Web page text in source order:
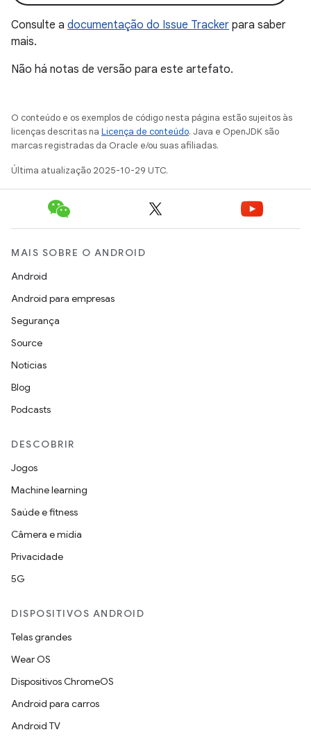
Consulte a documentação do Issue Tracker para saber
mais.
Não há notas de versão para este artefato.
O conteúdo e os exemplos de código nesta página estão sujeitos às
licenças descritas na Licença de conteúdo. Java e OpenJDK são
marcas registradas da Oracle e/ou suas afiliadas.
Última atualização 2025-10-29 UTC.
MAIS SOBRE O ANDROID
Android
Android para empresas
Segurança
Source
Notícias
Blog
Podcasts
DESCOBRIR
Jogos
Machine learning
Saúde e fitness
Câmera e mídia
Privacidade
5G
DISPOSITIVOS ANDROID
Telas grandes
Wear OS
Dispositivos ChromeOS
Android para carros
Android TV